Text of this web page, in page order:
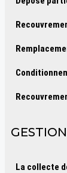
La collecte